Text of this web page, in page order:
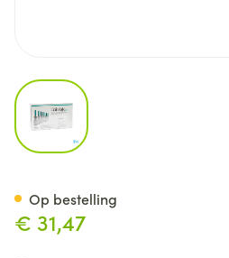
View larger image
€ 31,47
Op bestelling